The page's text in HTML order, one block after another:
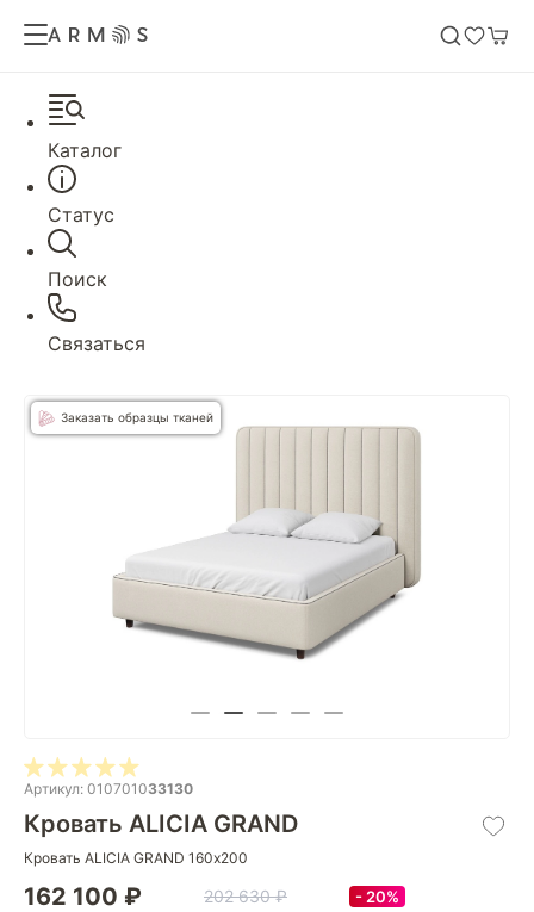
Каталог
Статус
Поиск
Связаться
Заказать образцы тканей
Артикул: 010701033130
Кровать ALICIA GRAND
Кровать ALICIA GRAND 160х200
162 100 ₽ 202 630 ₽ 20%